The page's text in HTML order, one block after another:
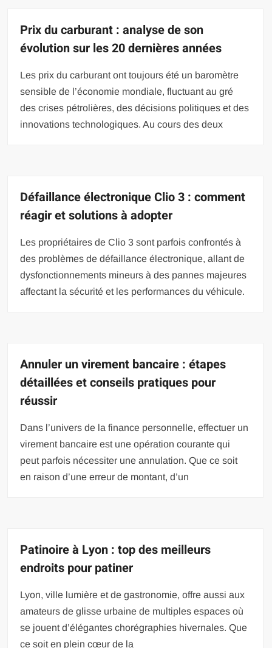
Prix du carburant : analyse de son
évolution sur les 20 dernières années
Les prix du carburant ont toujours été un baromètre
sensible de l’économie mondiale, fluctuant au gré
des crises pétrolières, des décisions politiques et des
innovations technologiques. Au cours des deux
Défaillance électronique Clio 3 : comment
réagir et solutions à adopter
Les propriétaires de Clio 3 sont parfois confrontés à
des problèmes de défaillance électronique, allant de
dysfonctionnements mineurs à des pannes majeures
affectant la sécurité et les performances du véhicule.
Annuler un virement bancaire : étapes
détaillées et conseils pratiques pour
réussir
Dans l’univers de la finance personnelle, effectuer un
virement bancaire est une opération courante qui
peut parfois nécessiter une annulation. Que ce soit
en raison d’une erreur de montant, d’un
Patinoire à Lyon : top des meilleurs
endroits pour patiner
Lyon, ville lumière et de gastronomie, offre aussi aux
amateurs de glisse urbaine de multiples espaces où
se jouent d’élégantes chorégraphies hivernales. Que
ce soit en plein cœur de la